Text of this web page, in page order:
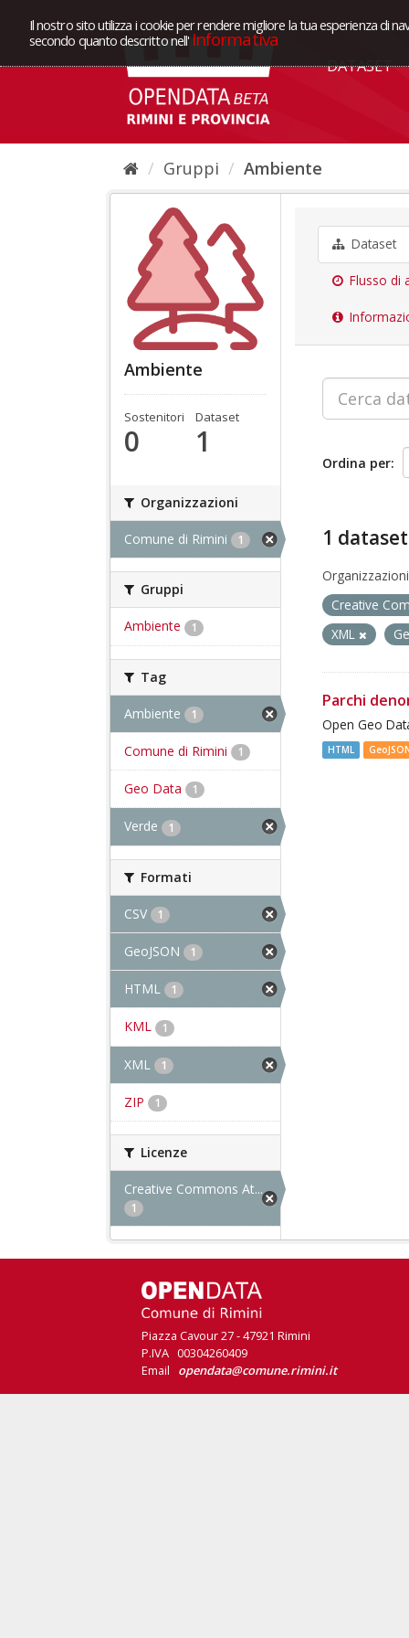
Il nostro sito utilizza i cookie per rendere migliore la tua esperienza di
secondo quanto descritto nell' Informativa
DATASET
Gruppi Ambiente
Ambiente
Sostenitori
0
Dataset
1
Organizzazioni
Comune di Rimini 1
Gruppi
Ambiente 1
Tag
Ambiente 1
Comune di Rimini 1
Geo Data 1
Verde 1
Formati
CSV 1
GeoJSON 1
HTML 1
KML 1
XML 1
ZIP 1
Licenze
Creative Commons At...
1
Dataset
Flusso di
Ordina per
1
Creative
XML
Parchi
Open Geo
HTML
Piazza Cavour 27 - 47921 Rimini
P.IVA 00304260409
Email opendata@comune.rimini.it